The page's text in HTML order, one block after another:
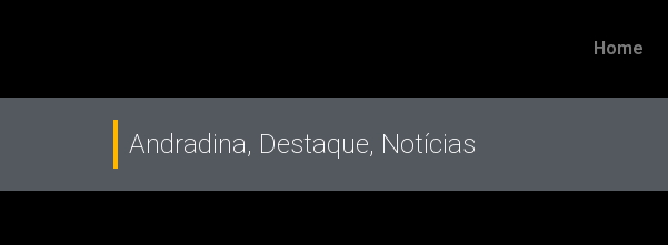
Home
Andradina, Destaque, Notícias